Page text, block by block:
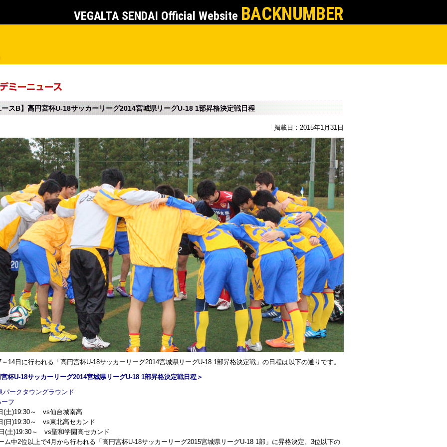
VEGALTA SENDAI Official Website BACKNUMBER
ースB】高円宮杯U-18サッカーリーグ2014宮城県リーグU-18 1部昇格決定戦日程
掲載日：2015年1月31日
14日に行われる「高円宮杯U-18サッカーリーグ2014宮城県リーグU-18 1部昇格決定戦」の日程は以下の通りです。
杯U-18サッカーリーグ2014宮城県リーグU-18 1部昇格決定戦日程＞
パークタウングラウンド
フ
(土)19:30～ vs仙台城南高
(日)19:30～ vs東北高セカンド
(土)19:30～ vs聖和学園高セカンド
ム中2位以上で4月から行われる「高円宮杯U-18サッカーリーグ2015宮城県リーグU-18 1部」に昇格決定、3位以下の